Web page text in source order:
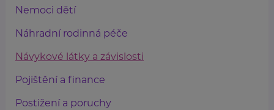
Nemoci dětí
Náhradní rodinná péče
Návykové látky a závislosti
Pojištění a finance
Postižení a poruchy